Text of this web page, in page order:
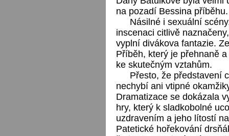
na pozadí Bessina příběhu.
Násilné i sexuální
inscenaci citlivě
vyplní divákova fantazie.
Příběh, který je přehnaně
ke skutečným vztahům.
Přesto, že představení
nechybí ani vtipné
Dramatizace se dokázala
hry, který k sladkobolné
uzdravením a jeho lítostí
Patetické hořekování